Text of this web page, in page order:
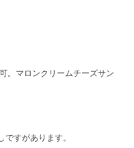
。マロンクリームチーズサン
すがあります。